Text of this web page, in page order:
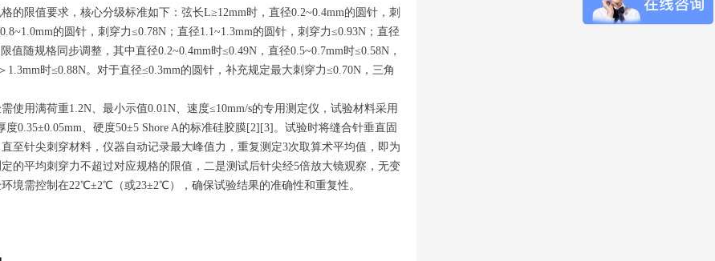
的限值要求，核心分级标准如下：弦长L≥12mm时，直径0.2~0.4mm的圆针，刺
的圆针，刺穿力≤0.78N；直径1.1~1.3mm的圆针，刺穿力≤0.93N；直径
随规格同步调整，其中直径0.2~0.4mm时≤0.49N，直径0.5~0.7mm时≤0.58N，
1.3mm时≤0.88N。对于直径≤0.3mm的圆针，补充规定最大刺穿力≤0.70N，三角
使用满荷重1.2N、最小示值0.01N、速度≤10mm/s的专用测定仪，试验材料采用
0.35±0.05mm、硬度50±5 Shore A的标准硅胶膜[2][3]。试验时将缝合针垂直固
至针尖刺穿材料，仪器自动记录最大峰值力，重复测定3次取算术平均值，即为
的平均刺穿力不超过对应规格的限值，二是测试后针尖经5倍放大镜观察，无变
境需控制在22℃±2℃（或23±2℃），确保试验结果的准确性和重复性。